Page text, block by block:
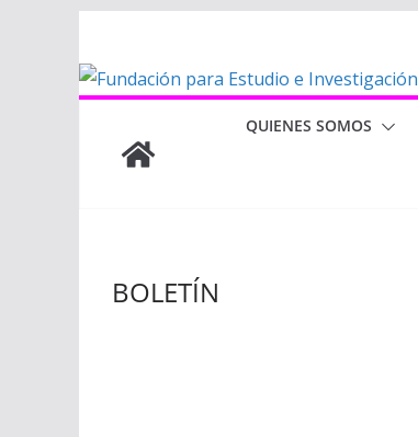
contenido
QUIENES SOMOS
BOLETÍN